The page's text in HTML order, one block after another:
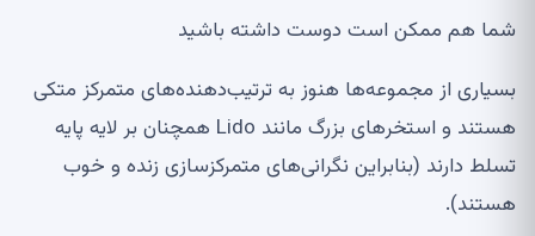
شما هم ممکن است دوست داشته باشید
بسیاری از مجموعه‌ها هنوز به ترتیب‌دهنده‌های متمرکز متکی
هستند و استخرهای بزرگ مانند Lido همچنان بر لایه پایه
تسلط دارند (بنابراین نگرانی‌های متمرکزسازی زنده و خوب
هستند).